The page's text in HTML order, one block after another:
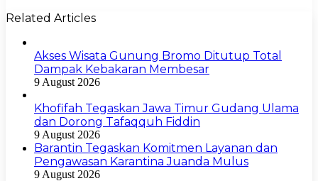
Related Articles
Akses Wisata Gunung Bromo Ditutup Total
Dampak Kebakaran Membesar
9 August 2026
Khofifah Tegaskan Jawa Timur Gudang Ulama
dan Dorong Tafaqquh Fiddin
9 August 2026
Barantin Tegaskan Komitmen Layanan dan
Pengawasan Karantina Juanda Mulus
9 August 2026